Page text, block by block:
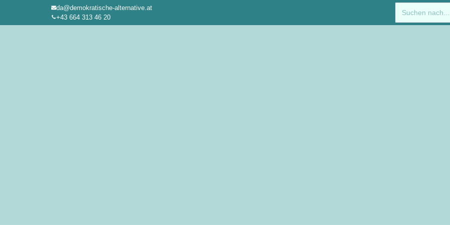
da@demokratische-alternative.at
+43 664 313 46 20